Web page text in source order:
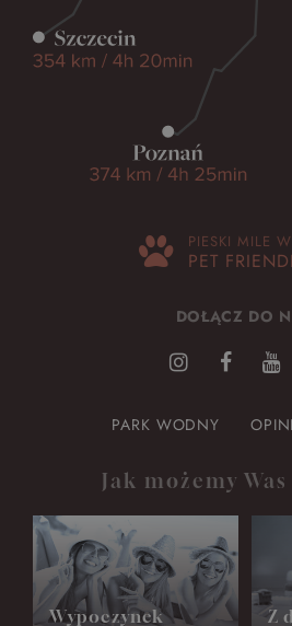
PIESKI MILE
PET
DOŁĄCZ DO
PARK WODNY
Jak możemy
Wypoczynek Z